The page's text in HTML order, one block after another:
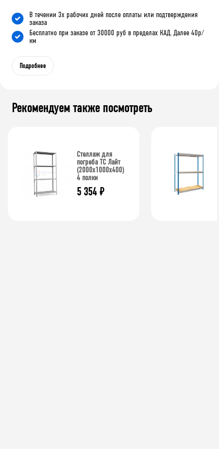
В течении 3х рабочих дней после оплаты или подтверждения
заказа
Бесплатно при заказе от 30000 руб в пределах КАД. Далее 40р/
км
Подробнее
Рекомендуем также посмотреть
Стеллаж для
погреба ТС Лайт
(2000x1000x400)
4 полки
5 354 ₽